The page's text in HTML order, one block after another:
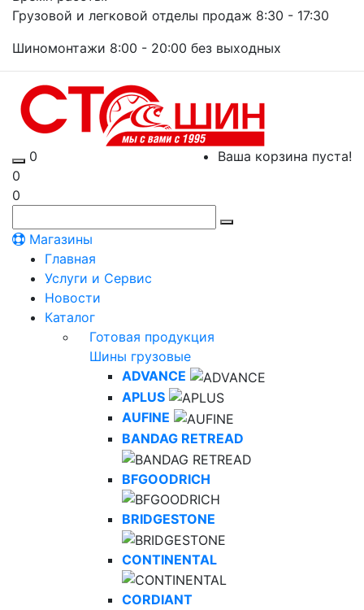
Грузовой и легковой отделы продаж 8:30 - 17:30
Шиномонтажи 8:00 - 20:00 без выходных
0
Ваша корзина пуста!
0
0
Магазины
Главная
Услуги и Сервис
Новости
Каталог
Готовая продукция
Шины грузовые
ADVANCE
APLUS
AUFINE
BANDAG RETREAD
BFGOODRICH
BRIDGESTONE
CONTINENTAL
CORDIANT